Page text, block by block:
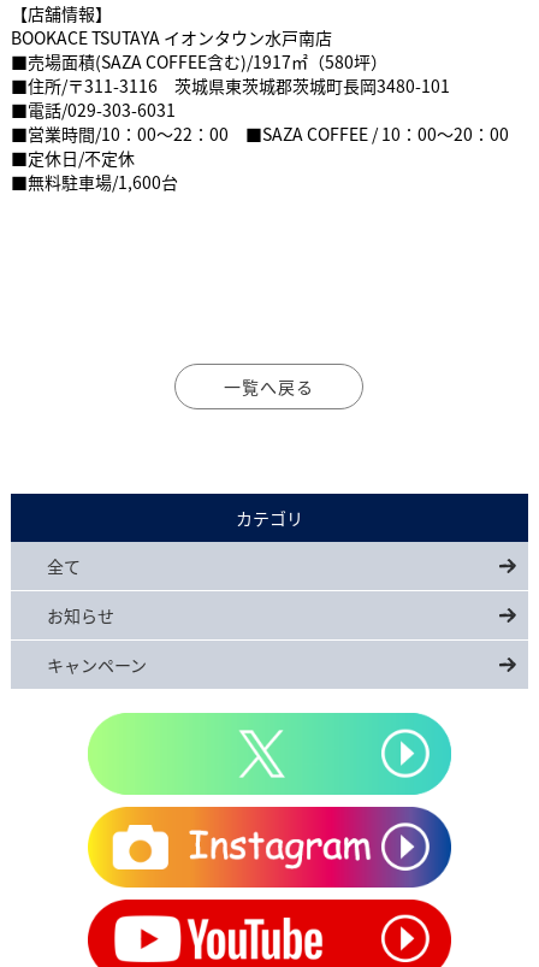
【店舗情報】
BOOKACE TSUTAYA イオンタウン水戸南店
■売場面積(SAZA COFFEE含む)/1917㎡（580坪）
■住所/〒311-3116 茨城県東茨城郡茨城町長岡3480-101
■電話/029-303-6031
■営業時間/10：00～22：00 ■SAZA COFFEE / 10：00～20：00
■定休日/不定休
■無料駐車場/1,600台
一覧へ戻る
カテゴリ
全て
お知らせ
キャンペーン